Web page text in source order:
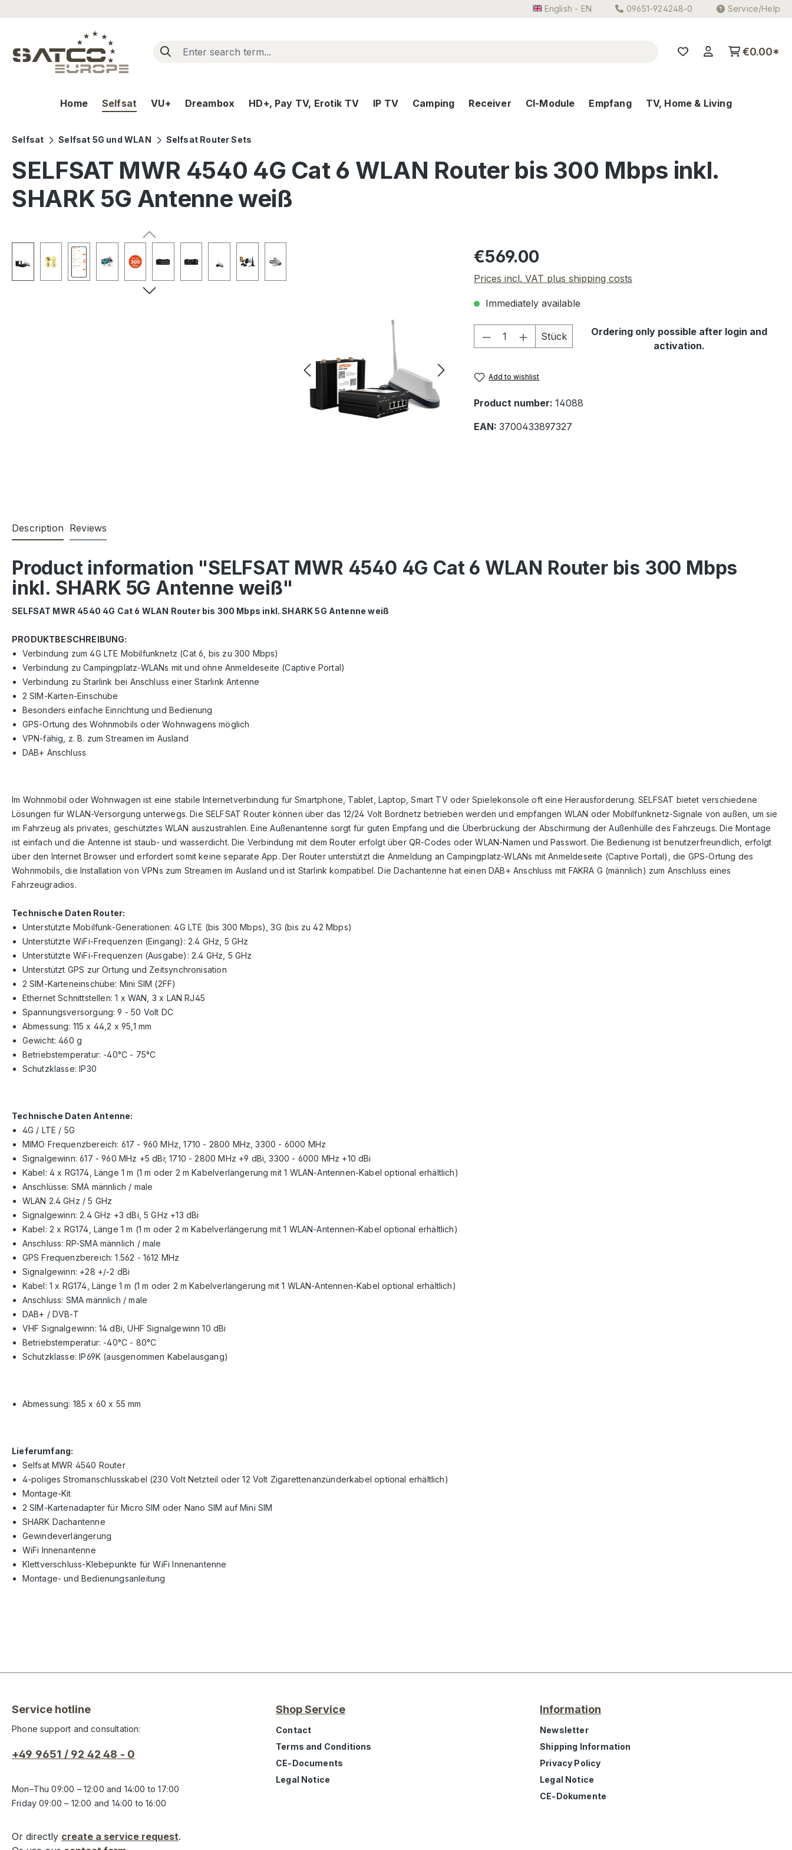
English - EN 09651-924248-0 Service/Help
€0.00*
Home Selfsat VU+ Dreambox HD+, Pay TV, Erotik TV IP TV Camping Receiver CI-Module Empfang TV, Home & Living
Selfsat Selfsat 5G und WLAN Selfsat Router Sets
SELFSAT MWR 4540 4G Cat 6 WLAN Router bis 300 Mbps inkl.
SHARK 5G Antenne weiß
Skip image gallery Regular price:
€569.00
Prices incl. VAT plus shipping costs
Immediately available
Product Quantity: Enter the desired amount
Stück
Ordering only possible after login and
activation.
Add to wishlist
Product number: 14088
EAN: 3700433897327
Description Reviews
Product information "SELFSAT MWR 4540 4G Cat 6 WLAN Router bis 300 Mbps
inkl. SHARK 5G Antenne weiß"
SELFSAT MWR 4540 4G Cat 6 WLAN Router bis 300 Mbps inkl. SHARK 5G Antenne weiß
PRODUKTBESCHREIBUNG:
Verbindung zum 4G LTE Mobilfunknetz (Cat 6, bis zu 300 Mbps)
Verbindung zu Campingplatz-WLANs mit und ohne Anmeldeseite (Captive Portal)
Verbindung zu Starlink bei Anschluss einer Starlink Antenne
2 SIM-Karten-Einschübe
Besonders einfache Einrichtung und Bedienung
GPS-Ortung des Wohnmobils oder Wohnwagens möglich
VPN-fähig, z. B. zum Streamen im Ausland
DAB+ Anschluss
Im Wohnmobil oder Wohnwagen ist eine stabile Internetverbindung für Smartphone, Tablet, Laptop, Smart TV oder Spielekonsole oft eine Herausforderung. SELFSAT bietet verschiedene
Lösungen für WLAN-Versorgung unterwegs. Die SELFSAT Router können über das 12/24 Volt Bordnetz betrieben werden und empfangen WLAN oder Mobilfunknetz-Signale von außen, um sie
im Fahrzeug als privates, geschütztes WLAN auszustrahlen. Eine Außenantenne sorgt für guten Empfang und die Überbrückung der Abschirmung der Außenhülle des Fahrzeugs. Die Montage
ist einfach und die Antenne ist staub- und wasserdicht. Die Verbindung mit dem Router erfolgt über QR-Codes oder WLAN-Namen und Passwort. Die Bedienung ist benutzerfreundlich, erfolgt
über den Internet Browser und erfordert somit keine separate App. Der Router unterstützt die Anmeldung an Campingplatz-WLANs mit Anmeldeseite (Captive Portal), die GPS-Ortung des
Wohnmobils, die Installation von VPNs zum Streamen im Ausland und ist Starlink kompatibel. Die Dachantenne hat einen DAB+ Anschluss mit FAKRA G (männlich) zum Anschluss eines
Fahrzeugradios.
Technische Daten Router:
Unterstützte Mobilfunk-Generationen: 4G LTE (bis 300 Mbps), 3G (bis zu 42 Mbps)
Unterstützte WiFi-Frequenzen (Eingang): 2.4 GHz, 5 GHz
Unterstützte WiFi-Frequenzen (Ausgabe): 2.4 GHz, 5 GHz
Unterstützt GPS zur Ortung und Zeitsynchronisation
2 SIM-Karteneinschübe: Mini SIM (2FF)
Ethernet Schnittstellen: 1 x WAN, 3 x LAN RJ45
Spannungsversorgung: 9 - 50 Volt DC
Abmessung: 115 x 44,2 x 95,1 mm
Gewicht: 460 g
Betriebstemperatur: -40°C - 75°C
Schutzklasse: IP30
Technische Daten Antenne:
4G / LTE / 5G
MIMO Frequenzbereich: 617 - 960 MHz, 1710 - 2800 MHz, 3300 - 6000 MHz
Signalgewinn: 617 - 960 MHz +5 dBi; 1710 - 2800 MHz +9 dBi, 3300 - 6000 MHz +10 dBi
Kabel: 4 x RG174, Länge 1 m (1 m oder 2 m Kabelverlängerung mit 1 WLAN-Antennen-Kabel optional erhältlich)
Anschlüsse: SMA männlich / male
WLAN 2.4 GHz / 5 GHz
Signalgewinn: 2.4 GHz +3 dBi, 5 GHz +13 dBi
Kabel: 2 x RG174, Länge 1 m (1 m oder 2 m Kabelverlängerung mit 1 WLAN-Antennen-Kabel optional erhältlich)
Anschluss: RP-SMA männlich / male
GPS Frequenzbereich: 1.562 - 1612 MHz
Signalgewinn: +28 +/-2 dBi
Kabel: 1 x RG174, Länge 1 m (1 m oder 2 m Kabelverlängerung mit 1 WLAN-Antennen-Kabel optional erhältlich)
Anschluss: SMA männlich / male
DAB+ / DVB-T
VHF Signalgewinn: 14 dBi, UHF Signalgewinn 10 dBi
Betriebstemperatur: -40°C - 80°C
Schutzklasse: IP69K (ausgenommen Kabelausgang)
Abmessung: 185 x 60 x 55 mm
Lieferumfang:
Selfsat MWR 4540 Router
4-poliges Stromanschlusskabel (230 Volt Netzteil oder 12 Volt Zigarettenanzünderkabel optional erhältlich)
Montage-Kit
2 SIM-Kartenadapter für Micro SIM oder Nano SIM auf Mini SIM
SHARK Dachantenne
Gewindeverlängerung
WiFi Innenantenne
Klettverschluss-Klebepunkte für WiFi Innenantenne
Montage- und Bedienungsanleitung
Service hotline
Phone support and consultation:
+49 9651 / 92 42 48 - 0
Mon–Thu 09:00 – 12:00 and 14:00 to 17:00
Friday 09:00 – 12:00 and 14:00 to 16:00
Or directly create a service request.
Shop Service
Contact
Terms and Conditions
CE-Documents
Legal Notice
Information
Newsletter
Shipping Information
Privacy Policy
Legal Notice
CE-Dokumente